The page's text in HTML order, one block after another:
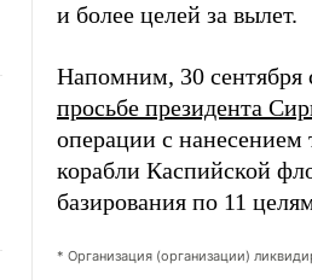
и более целей за вылет.
Напомним, 30 сентября
просьбе президента
операции с нанесением
корабли Каспийской
базирования по 11
* Организация (организации)